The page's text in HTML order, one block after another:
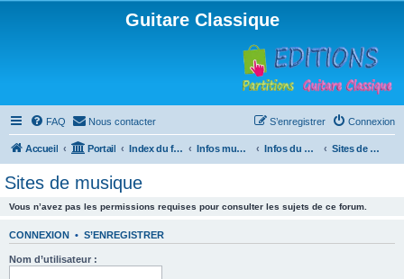
Guitare Classique
FAQ Nous contacter Connexion
S’enregistrer
Accueil Portail Index du forum Infos musicales Infos du Web Sites de musique
Sites de musique
Vous n’avez pas les permissions requises pour consulter les sujets de ce forum.
CONNEXION • S’ENREGISTRER
Nom d’utilisateur :